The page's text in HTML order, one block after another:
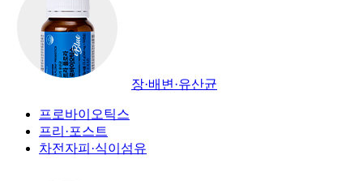
장·배변·유산균
프로바이오틱스
프리·포스트
차전자피·식이섬유